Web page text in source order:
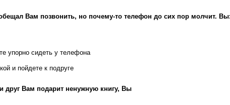
Вам позвонить, но почему-то телефон до сих пор молчит. Вы:
упорно сидеть у телефона
и пойдете к подруге
друг Вам подарит ненужную книгу, Вы